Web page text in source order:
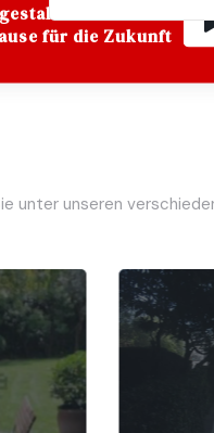
Ihr
für die Zukunft
unter unseren